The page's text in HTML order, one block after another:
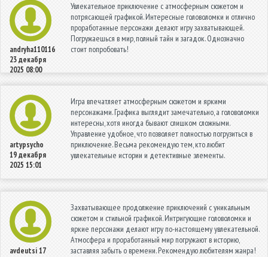
andryha110116
23 декабря
2025 08:00
Увлекательное приключение с атмосферным сюжетом и
потрясающей графикой. Интересные головоломки и отлично
проработанные персонажи делают игру захватывающей.
Погружаешься в мир, полный тайн и загадок. Однозначно
стоит попробовать!
artypsycho
19 декабря
2025 15:01
Игра впечатляет атмосферным сюжетом и яркими
персонажами. Графика выглядит замечательно, а головоломки
интересны, хотя иногда бывают слишком сложными.
Управление удобное, что позволяет полностью погрузиться в
приключение. Весьма рекомендую тем, кто любит
увлекательные истории и детективные элементы.
avdeutsi17
Захватывающее продолжение приключений с уникальным
сюжетом и стильной графикой. Интригующие головоломки и
яркие персонажи делают игру по-настоящему увлекательной.
Атмосфера и проработанный мир погружают в историю,
заставляя забыть о времени. Рекомендую любителям жанра!